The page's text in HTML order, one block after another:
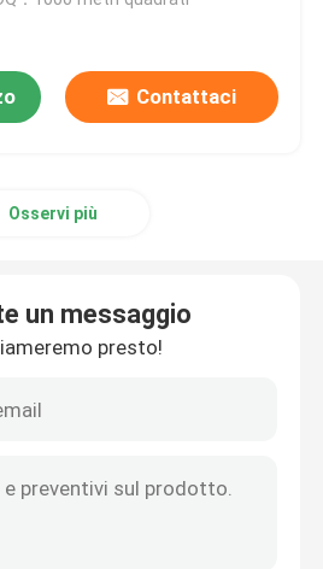
Contattaci
Osservi più
un messaggio
presto!